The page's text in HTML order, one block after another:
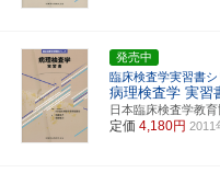
発売中
臨床検査学実習書
病理検査学 実習
日本臨床検査学教
定価 4,180円 2011